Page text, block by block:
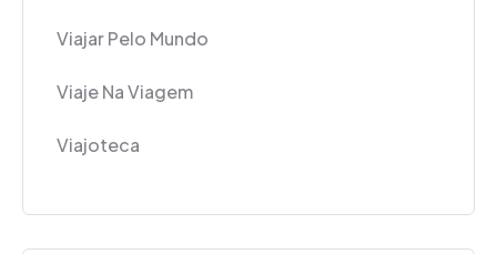
Viajar Pelo Mundo
Viaje Na Viagem
Viajoteca